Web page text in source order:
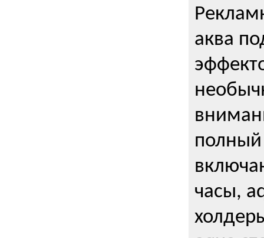
аква
полный
часы,